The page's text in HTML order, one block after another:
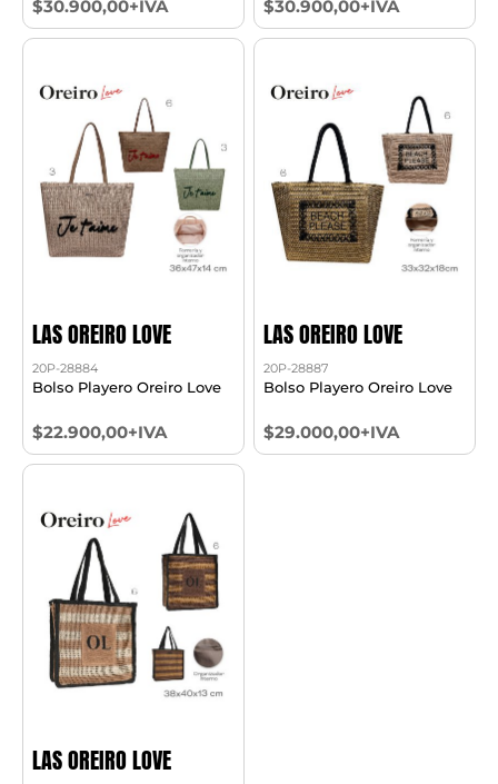
$30.900,00+IVA $30.900,00+IVA
LAS OREIRO LOVE
20P-28884
Bolso Playero Oreiro Love
$22.900,00+IVA
LAS OREIRO LOVE
20P-28887
Bolso Playero Oreiro Love
$29.000,00+IVA
LAS OREIRO LOVE